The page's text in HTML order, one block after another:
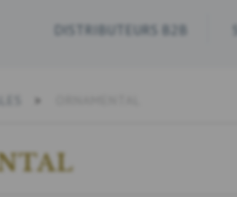
DISTRIBUTEURS B2B